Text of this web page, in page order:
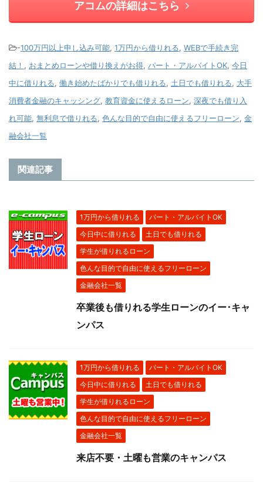
アコムの詳細はこちら
-100万円以上申し込み可能, 1万円から借りれる, WEBで手続き完
結！ , おまとめローンや借り換えがお得, パート・アルバイトOK, 今日
中に借りれる, 働き始めたばかりでも借りれる, 土日でも借りれる, 大手
消費者金融のキャッシング, 教育資金に使えるローン, 深夜でも借り入
れ可能, 無利息で借りれる, 色んな目的で自由に使えるフリーローン, 金
融会社一覧
関連記事
1万円から借りれる
パート・アルバイトOK
今日中に借りれる
土日でも借りれる
学生が借りれるローン
色んな目的で自由に使えるフリーローン
金融会社一覧
卒業後も借りれる学生ローンのイー･キャ
ンパス
1万円から借りれる
パート・アルバイトOK
今日中に借りれる
土日でも借りれる
学生が借りれるローン
色んな目的で自由に使えるフリーローン
金融会社一覧
来店不要・土曜も営業のキャンパス